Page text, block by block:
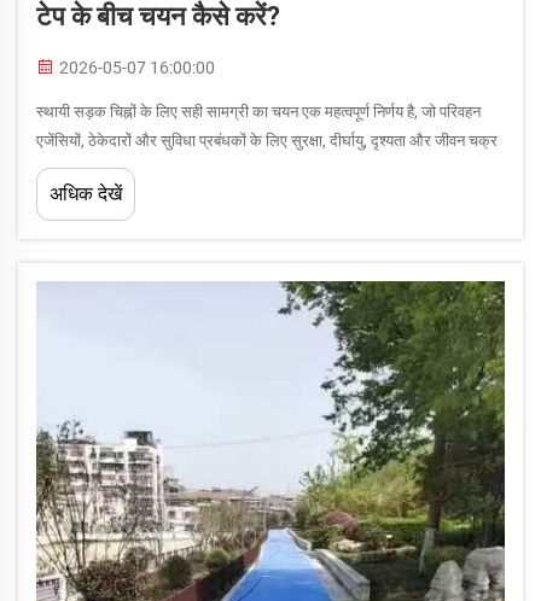
टेप के बीच चयन कैसे करें?
2026-05-07 16:00:00
स्थायी सड़क चिह्नों के लिए सही सामग्री का चयन एक महत्वपूर्ण निर्णय है, जो परिवहन
एजेंसियों, ठेकेदारों और सुविधा प्रबंधकों के लिए सुरक्षा, दीर्घायु, दृश्यता और जीवन चक्र
लागत को प्रभावित करता है। तीन प्राथमिक विकल्प—थर्मोप्लास्टिक, ...
अधिक देखें